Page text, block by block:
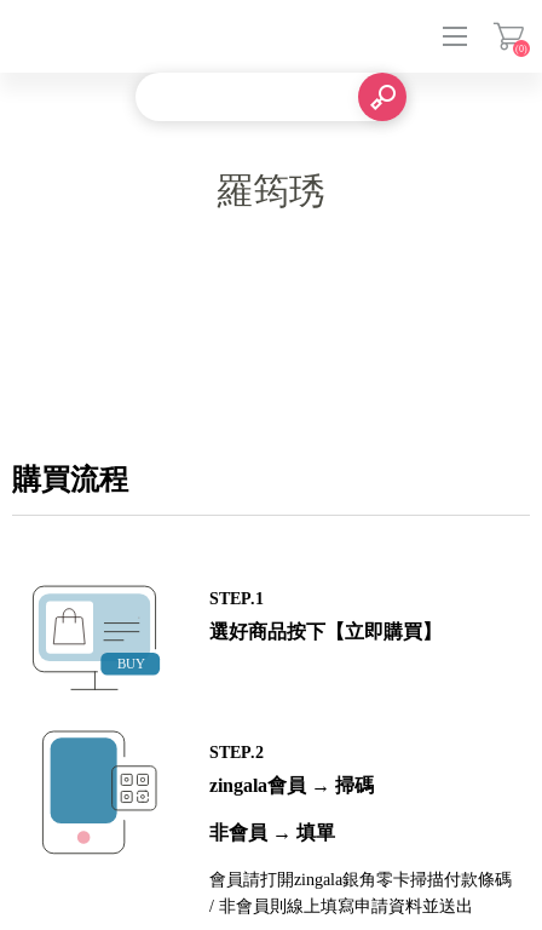
(0)
羅筠琇
購買流程
STEP.1
選好商品按下【立即購買】
STEP.2
zingala會員 → 掃碼
非會員 → 填單
會員請打開zingala銀角零卡掃描付款條碼
/ 非會員則線上填寫申請資料並送出